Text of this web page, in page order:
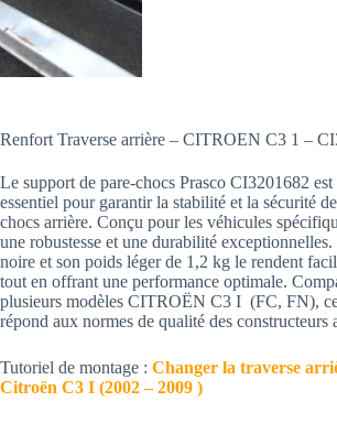
Renfort Traverse arrière – CITROEN C3 1 –
Le support de pare-chocs Prasco CI3201682
essentiel pour garantir la stabilité et la sécurité
chocs arrière. Conçu pour les véhicules
une robustesse et une durabilité
noire et son poids léger de 1,2 kg le rendent
tout en offrant une performance optimale.
plusieurs modèles CITROËN C3 I (FC, FN),
répond aux normes de qualité des constructeurs
Tutoriel de montage : Changer la traverse
Citroën C3 I (2002 – 2009 )